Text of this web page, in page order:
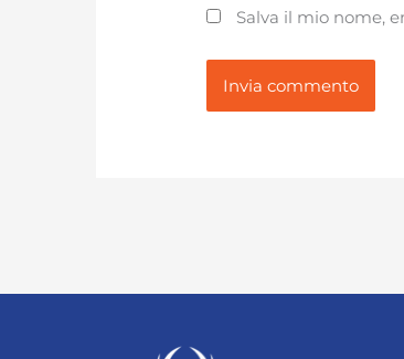
Salva il mio nome,